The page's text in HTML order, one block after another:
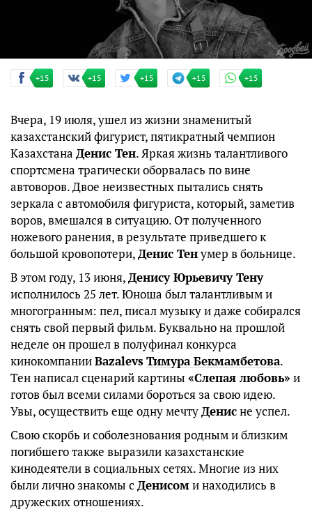
+15 +15 +15 +15 +15
Вчера, 19 июля, ушел из жизни знаменитый
казахстанский фигурист, пятикратный чемпион
Казахстана Денис Тен. Яркая жизнь талантливого
спортсмена трагически оборвалась по вине
автоворов. Двое неизвестных пытались снять
зеркала с автомобиля фигуриста, который, заметив
воров, вмешался в ситуацию. От полученного
ножевого ранения, в результате приведшего к
большой кровопотери,Денис Тенумер в больнице.
В этом году, 13 июня,Денису Юрьевичу Тену
исполнилось 25 лет. Юноша был талантливым и
многогранным: пел, писал музыку и даже собирался
снять свой первый фильм. Буквально на прошлой
неделе он прошел в полуфинал конкурса
кинокомпанииBazalevsТимура Бекмамбетова.
Тен написал сценарий картины «Слепая любовь» и
готов был всеми силами бороться за свою идею.
Увы, осуществить еще одну мечтуДенисне успел.
Свою скорбь и соболезнования родным и близким
погибшего также выразили казахстанские
кинодеятели в социальных сетях. Многие из них
были лично знакомы сДенисоми находились в
дружеских отношениях.